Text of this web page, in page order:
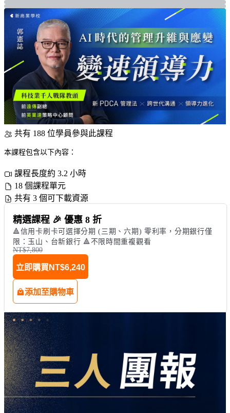
共有 188 位學員參與此課程
本課程包含以下內容：
課程長度約 3.2 小時
18 個課程單元
共有 3 個可下載資源
精選課程 🎉 優惠 8 折
🔺信用卡刷卡可選擇分期 (三期、六期) 零利率，分期銀行僅
限：玉山、台新銀行 🔺不限時間重複觀看
NT$7,800
立即購買 NT$6,240
添加至購物車